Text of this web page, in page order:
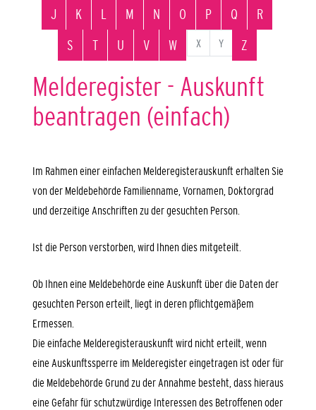
J
K L M N O P Q
R
S
T U V W X Y Z
Melderegister - Auskunft
beantragen (einfach)
Im Rahmen einer einfachen Melderegisterauskunft erhalten Sie
von der Meldebehörde Familienname, Vornamen, Doktorgrad
und derzeitige Anschriften zu der gesuchten Person.
Ist die Person verstorben, wird Ihnen dies mitgeteilt.
Ob Ihnen eine Meldebehörde eine Auskunft über die Daten der
gesuchten Person erteilt, liegt in deren pflichtgemäßem
Ermessen.
Die einfache Melderegisterauskunft wird nicht erteilt, wenn
eine Auskunftssperre im Melderegister eingetragen ist oder für
die Meldebehörde Grund zu der Annahme besteht, dass hieraus
eine Gefahr für schutzwürdige Interessen des Betroffenen oder